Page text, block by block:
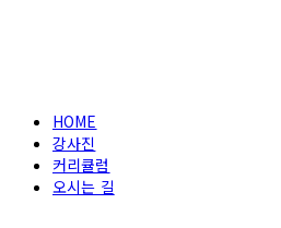
HOME
강사진
커리큘럼
오시는 길